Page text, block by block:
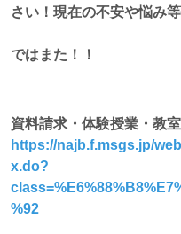
さい！現在の不安や悩み
ではまた！！
資料請求・体験授業・教
https://najb.f.msgs.jp/
x.do?
%92